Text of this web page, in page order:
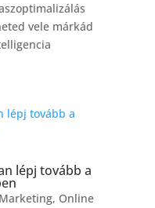
vele márkád
lépj tovább a
Marketing, Online